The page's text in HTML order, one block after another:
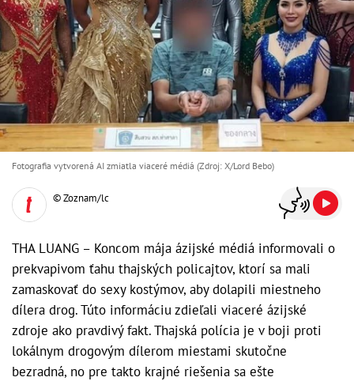
Fotografia vytvorená AI zmiatla viaceré médiá (Zdroj: X/Lord Bebo)
© Zoznam/lc
THA LUANG – Koncom mája ázijské médiá informovali o
prekvapivom ťahu thajských policajtov, ktorí sa mali
zamaskovať do sexy kostýmov, aby dolapili miestneho
dílera drog. Túto informáciu zdieľali viaceré ázijské
zdroje ako pravdivý fakt. Thajská polícia je v boji proti
lokálnym drogovým dílerom miestami skutočne
bezradná, no pre takto krajné riešenia sa ešte